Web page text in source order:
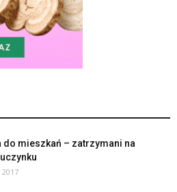
do mieszkań – zatrzymani na